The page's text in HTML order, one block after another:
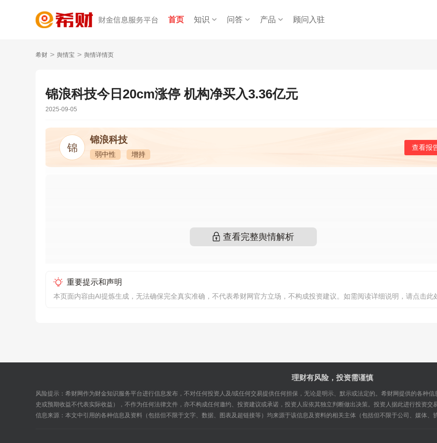
首页 知识 问答 产品 顾问入驻
希财 > 舆情宝 > 舆情详情页
锦浪科技今日20cm涨停 机构净买入3.36亿元
2025-09-05
锦
锦浪科技
弱中性 增持
查看报
查看完整舆情解析
重要提示和声明
本页面内容由AI提炼生成，无法确保完全真实准确，不代表希财网官方立场，不构成投资建议。如需阅读详细说明，请点击此
理财有风险，投资需谨慎
风险提示：希财网作为财金知识服务平台进行信息发布，不对任何投资人及/或任何交易提供任何担保，无论是明示、默示或法定的。希财网提供的各种
史或预期收益不代表实际收益），不作为任何法律文件，亦不构成任何邀约、投资建议或承诺，投资人应依其独立判断做出决策。投资人据此进行投资交
信息来源：本文中引用的各种信息及资料（包括但不限于文字、数据、图表及超链接等）均来源于该信息及资料的相关主体（包括但不限于公司、媒体、